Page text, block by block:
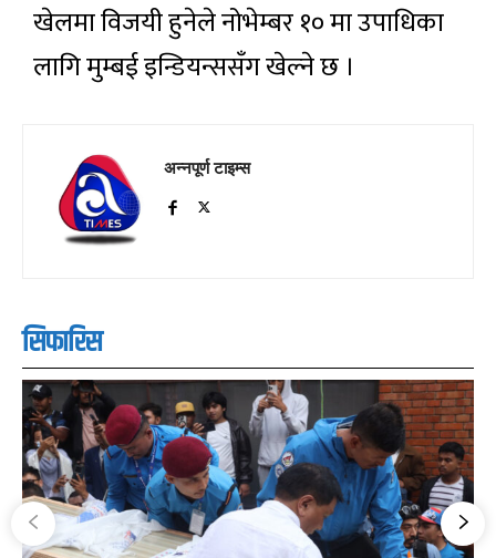
खेलमा विजयी हुनेले नोभेम्बर १० मा उपाधिका
लागि मुम्बई इन्डियन्ससँग खेल्ने छ ।
अन्नपूर्ण टाइम्स
सिफारिस